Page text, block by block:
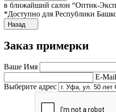
в ближайший салон “Оптик-
*Доступно для Республики
Назад
Заказ примерки
Ваше Имя
E-Mail
Выберите адрес